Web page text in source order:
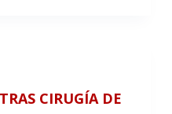
CIRUGÍA DE